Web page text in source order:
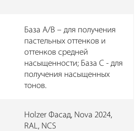
База А/B – для получения
пастельных оттенков и
оттенков средней
насыщенности; База С - для
получения насыщенных
тонов.
Holzer Фасад, Nova 2024,
RAL, NCS